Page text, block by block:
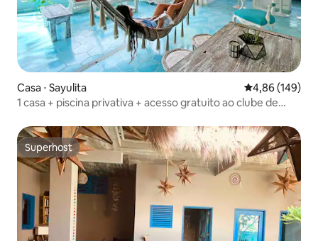
Casa ⋅ Sayulita 4,86 de uma
4,86 (149)
1 casa + piscina privativa + acesso gratuito ao clube de
Superhost
Superhost